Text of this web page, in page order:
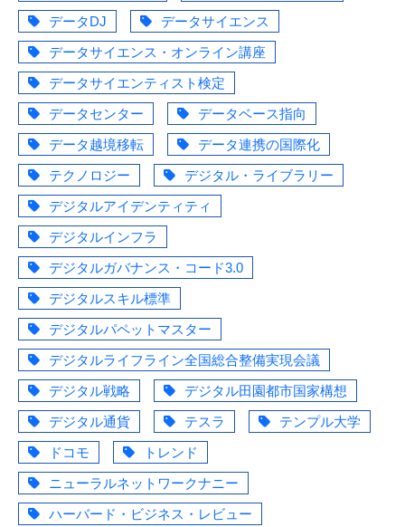
データDJ
データサイエンス
データサイエンス・オンライン講座
データサイエンティスト検定
データセンター
データベース指向
データ越境移転
データ連携の国際化
テクノロジー
デジタル・ライブラリー
デジタルアイデンティティ
デジタルインフラ
デジタルガバナンス・コード3.0
デジタルスキル標準
デジタルパペットマスター
デジタルライフライン全国総合整備実現会議
デジタル戦略
デジタル田園都市国家構想
デジタル通貨
テスラ
テンプル大学
ドコモ
トレンド
ニューラルネットワークナニー
ハーバード・ビジネス・レビュー